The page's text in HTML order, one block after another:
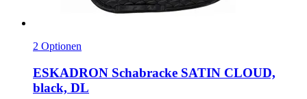
2 Optionen
ESKADRON Schabracke SATIN CLOUD,
black, DL